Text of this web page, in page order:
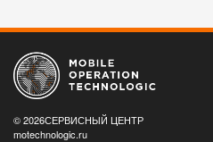
© 2026СЕРВИСНЫЙ ЦЕНТР
motechnologic.ru